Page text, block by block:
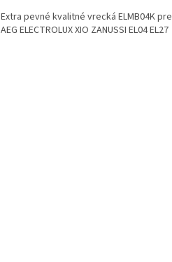
z
5
Extra pevné kvalitné vrecká ELMB04K pre
AEG ELECTROLUX XIO ZANUSSI EL04 EL27